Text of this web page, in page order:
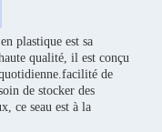
plastique est sa
qualité, il est conçu
de
de stocker des
ce seau est à la